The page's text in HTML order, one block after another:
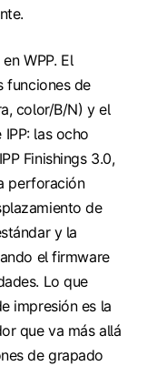
WPP. El
funciones de
color/B/N) y el
las ocho
Finishings 3.0,
perforación
de
y la
el firmware
Lo que
impresión es la
que va más allá
de grapado